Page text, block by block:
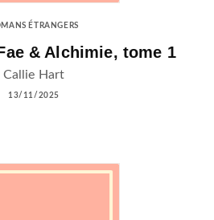
ÉTRANGERS
& Alchimie, tome 1
Callie Hart
13/11/2025